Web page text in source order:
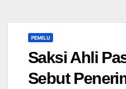
PEMILU
Saksi Ahli
Sebut